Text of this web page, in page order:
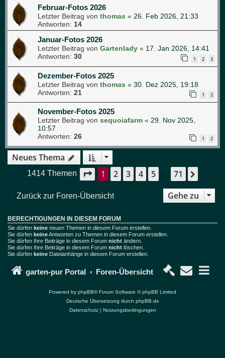
Februar-Fotos 2026
Letzter Beitrag von thomas « 26. Feb 2026, 21:33
Antworten: 14
Januar-Fotos 2026
Letzter Beitrag von Gartenlady « 17. Jan 2026, 14:41
Antworten: 30 1 2 3
Dezember-Fotos 2025
Letzter Beitrag von thomas « 30. Dez 2025, 19:18
Antworten: 21 1 2
November-Fotos 2025
Letzter Beitrag von sequoiafarm « 29. Nov 2025,
10:57
Antworten: 26 1 2
Neues Thema
1414 Themen Seite 1von 71
1 2 3 4 5 … 71
Zurück zur Foren-Übersicht Gehe zu
BERECHTIGUNGEN IN DIESEM FORUM
Sie dürfen keine neuen Themen in diesem Forum erstellen.
Sie dürfen keineAntworten zu Themen in diesem Forum erstellen.
Sie dürfen Ihre Beiträge in diesem Forum nicht ändern.
Sie dürfen Ihre Beiträge in diesem Forum nicht löschen.
Sie dürfen keine Dateianhänge in diesem Forum erstellen.
garten-pur Portal Foren-Übersicht
Powered by phpBB® Forum Software © phpBB Limited
Deutsche Übersetzung durch phpBB.de
Datenschutz| Nutzungsbedingungen